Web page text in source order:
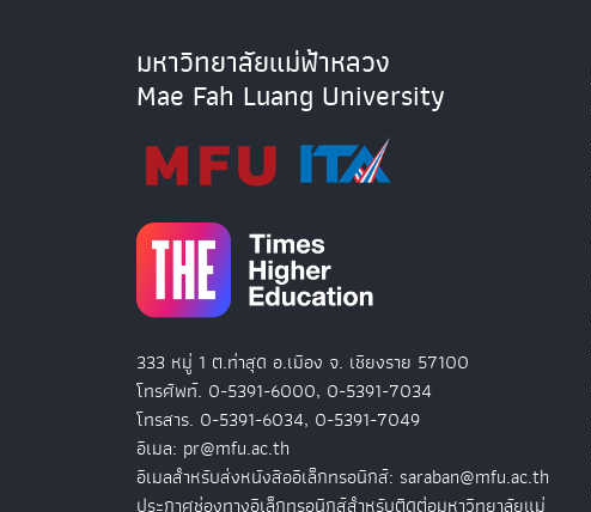
มหาวิทยาลัยแม่ฟ้าหลวง
Mae Fah Luang University
333 หมู่ 1 ต.ท่าสุด อ.เมือง จ. เชียงราย 57100
โทรศัพท์. 0-5391-6000, 0-5391-7034
โทรสาร. 0-5391-6034, 0-5391-7049
อีเมล: pr@mfu.ac.th
อีเมลสำหรับส่งหนังสืออิเล็กทรอนิกส์: saraban@mfu.ac.th
ประกาศช่องทางอิเล็กทรอนิกส์สำหรับติดต่อมหาวิทยาลัยแม่